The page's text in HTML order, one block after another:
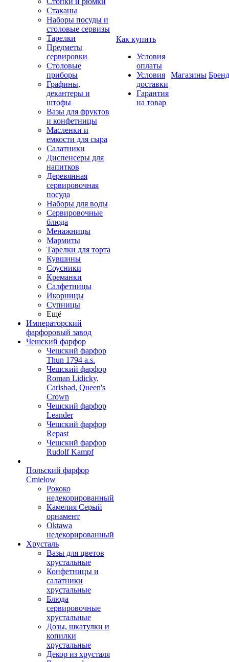
Стаканы
Наборы посуды и
столовые сервизы
Тарелки
Предметы
сервировки
Столовые
приборы
Графины,
декантеры и
штофы
Вазы для фруктов
и конфетницы
Масленки и
емкости для сыра
Салатники
Диспенсеры для
напитков
Деревянная
сервировочная
посуда
Наборы для воды
Сервировочные
блюда
Менажницы
Мармиты
Тарелки для торта
Кувшины
Соусники
Креманки
Салфетницы
Икорницы
Супницы
Ещё
Императорский
фарфоровый завод
Чешский фарфор
Чешский фарфор
Thun 1794 a.s.
Чешский фарфор
Roman Lidicky,
Carlsbad, Queen's
Crown
Чешский фарфор
Leander
Чешский фарфор
Repast
Чешский фарфор
Rudolf Kampf
Польский фарфор
Сmielow
Рококо
недекорированный
Камелия Серый
орнамент
Oktawa
недекорированный
Хрусталь
Вазы для цветов
хрустальные
Конфетницы и
салатники
хрустальные
Блюда
сервировочные
хрустальные
Дозы, шкатулки и
копилки
хрустальные
Декор из хрусталя
Как купить
Условия
оплаты
Условия
доставки
Гарантия
на товар
Магазины